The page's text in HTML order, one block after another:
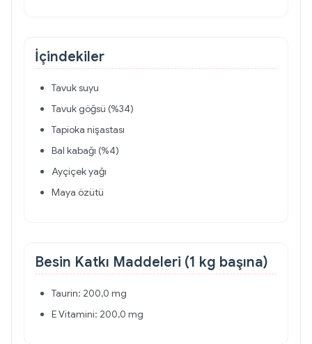
İçindekiler
Tavuk suyu
Tavuk göğsü (%34)
Tapioka nişastası
Bal kabağı (%4)
Ayçiçek yağı
Maya özütü
Besin Katkı Maddeleri (1 kg başına)
Taurin: 200,0 mg
E Vitamini: 200,0 mg